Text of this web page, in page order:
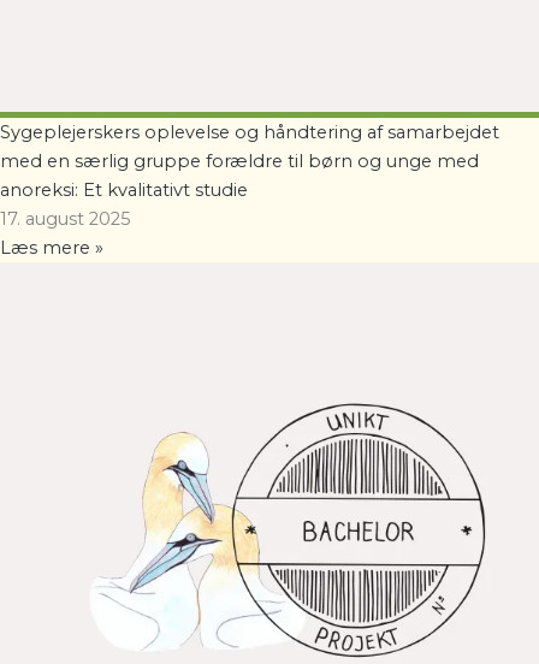
Sygeplejerskers oplevelse og håndtering af samarbejdet
med en særlig gruppe forældre til børn og unge med
anoreksi: Et kvalitativt studie
17. august 2025
Læs mere »